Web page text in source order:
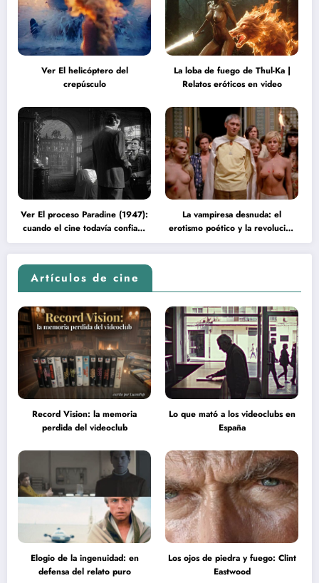
Ver El helicóptero del
crepúsculo
La loba de fuego de Thul-Ka |
Relatos eróticos en video
Ver El proceso Paradine (1947):
cuando el cine todavía confiaba
en la inteligencia del espectador
La vampiresa desnuda: el
erotismo poético y la revolución
psicodélica de Jean Rollin
Artículos de cine
Record Vision: la memoria
perdida del videoclub
Lo que mató a los videoclubs en
España
Elogio de la ingenuidad: en
defensa del relato puro
Los ojos de piedra y fuego: Clint
Eastwood